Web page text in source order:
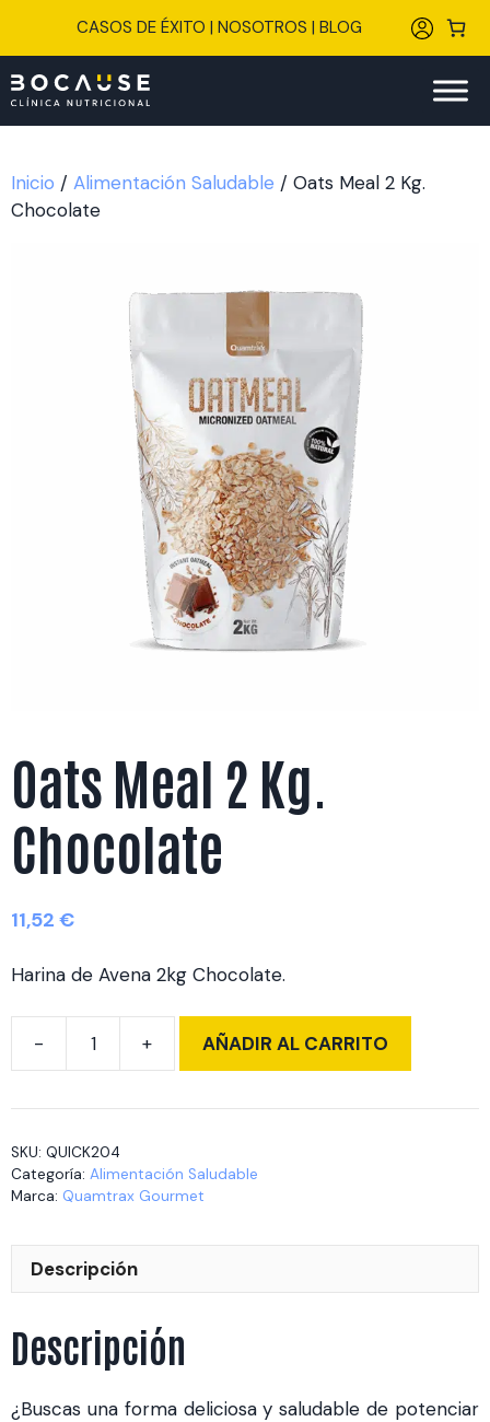
CASOS DE ÉXITO | NOSOTROS | BLOG
Inicio / Alimentación Saludable / Oats Meal 2 Kg.
Chocolate
Oats Meal 2 Kg.
Chocolate
11,52 €
Harina de Avena 2kg Chocolate.
Oats
2
Chocolate
cantidad
AÑADIR AL CARRITO
SKU: QUICK204
Categoría: Alimentación Saludable
Marca: Quamtrax Gourmet
Descripción
Descripción
¿Buscas una forma deliciosa y saludable de potenciar